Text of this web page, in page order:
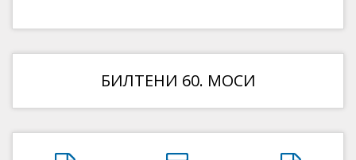
БИЛТЕНИ 60. МОСИ